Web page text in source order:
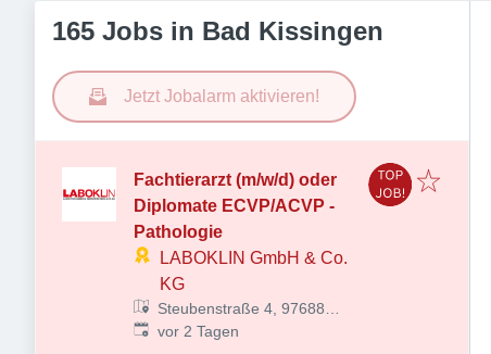
165 Jobs in Bad Kissingen
Jetzt Jobalarm aktivieren!
Fachtierarzt (m/w/d) oder
Diplomate ECVP/ACVP -
Pathologie
LABOKLIN GmbH & Co.
KG
Steubenstraße 4, 97688
Bad Kissingen, Deutschland
Veröffentlicht:
vor 2 Tagen